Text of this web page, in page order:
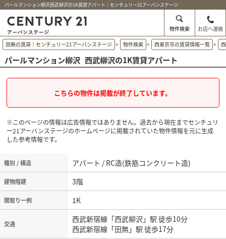
パールマンション柳沢西武柳沢の1K賃貸アパート｜センチュリー21アーバンステージ
物件検索 お店へ連絡
田無の賃貸｜センチュリー21アーバンステージ > 物件検索 > 西東京市の賃貸情報一覧 >
パールマンション柳沢 西武柳沢の1K賃貸アパート
こちらの物件は掲載が終了しています。
※このページの情報は広告情報ではありません。過去から現在までセンチュリ
ー21アーバンステージのホームぺージに掲載されていた物件情報を元に生成
した参考情報です。
種別 / 構造 アパート / RC造(鉄筋コンクリート造)
建物階建 3階
間取り一例 1K
交通
西武新宿線「西武柳沢」駅 徒歩10分
西武新宿線「田無」駅 徒歩17分